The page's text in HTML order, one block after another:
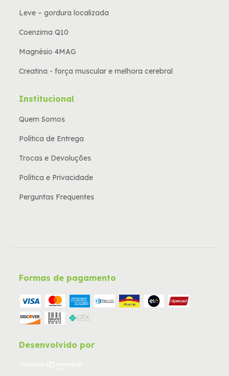
Leve – gordura localizada
Coenzima Q10
Magnésio 4MAG
Creatina - força muscular e melhora cerebral
Institucional
Quem Somos
Política de Entrega
Trocas e Devoluções
Política e Privacidade
Perguntas Frequentes
Formas de pagamento
Desenvolvido por